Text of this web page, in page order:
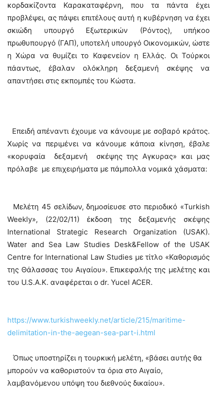
κορδακίζοντα Καρακαταφέρνη, που τα πάντα έχει
προβλέψει, ας πάψει επιτέλους αυτή η κυβέρνηση να έχει
σκιώδη υπουργό Εξωτερικών (Ρόντος), υπήκοο
πρωθυπουργό (ΓΑΠ), υποτελή υπουργό Οικονομικών, ώστε
η Χώρα να θυμίζει το Καφενείον η Ελλάς. Οι Τούρκοι
πάαντως, έβαλαν ολόκληρη δεξαμενή σκέψης να
απαντήσει στις εκπομπές του Κώστα.
Επειδή απέναντι έχουμε να κάνουμε με σοβαρό κράτος.
Χωρίς να περιμένει να κάνουμε κάποια κίνηση, έβαλε
«κορυφαία δεξαμενή σκέψης της Αγκυρας» και μας
πρόλαβε με επιχειρήματα με πάμπολλα νομικά χάσματα:
Μελέτη 45 σελίδων, δημοσίευσε στο περιοδικό «Turkish
Weekly», (22/02/11) έκδοση της δεξαμενής σκέψης
International Strategic Research Organization (USAK).
Water and Sea Law Studies Desk&Fellow of the USAK
Centre for International Law Studies με τίτλο «Καθορισμός
της Θάλασσας του Αιγαίου». Επικεφαλής της μελέτης και
του U.S.A.K. αναφέρεται ο dr. Yucel ACER.
https://www.turkishweekly.net/article/215/maritime-
delimitation-in-the-aegean-sea-part-i.html
Όπως υποστηρίζει η τουρκική μελέτη, «βάσει αυτής θα
μπορούν να καθοριστούν τα όρια στο Αιγαίο,
λαμβανόμενου υπόψη του διεθνούς δικαίου».